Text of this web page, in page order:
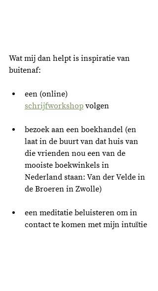
Wat mij dan helpt is inspiratie van
buitenaf:
een (online)
schrijfworkshop volgen
bezoek aan een boekhandel (en
laat in de buurt van dat huis van
die vrienden nou een van de
mooiste boekwinkels in
Nederland staan: Van der Velde in
de Broeren in Zwolle)
een meditatie beluisteren om in
contact te komen met mijn intuïtie